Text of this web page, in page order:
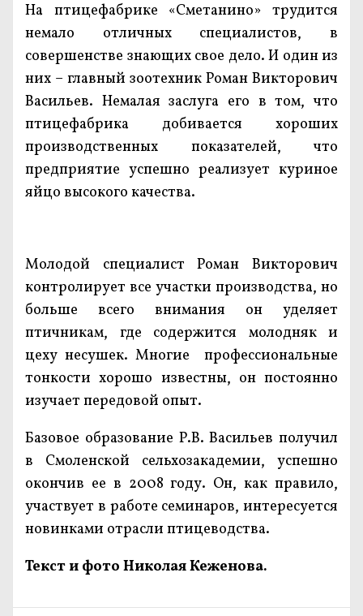
На птицефабрике «Сметанино» трудится
немало отличных специалистов, в
совершенстве знающих свое дело. И один из
них – главный зоотехник Роман Викторович
Васильев. Немалая заслуга его в том, что
птицефабрика добивается хороших
производственных показателей, что
предприятие успешно реализует куриное
яйцо высокого качества.
Молодой специалист Роман Викторович
контролирует все участки производства, но
больше всего внимания он уделяет
птичникам, где содержится молодняк и
цеху несушек. Многие профессиональные
тонкости хорошо известны, он постоянно
изучает передовой опыт.
Базовое образование Р.В. Васильев получил
в Смоленской сельхозакадемии, успешно
окончив ее в 2008 году. Он, как правило,
участвует в работе семинаров, интересуется
новинками отрасли птицеводства.
Текст и фото Николая Кеженова.